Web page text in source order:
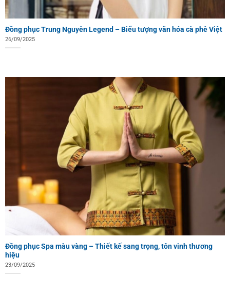
Đồng phục Trung Nguyên Legend – Biểu tượng văn hóa cà phê Việt
26/09/2025
Đồng phục Spa màu vàng – Thiết kế sang trọng, tôn vinh thương
hiệu
23/09/2025